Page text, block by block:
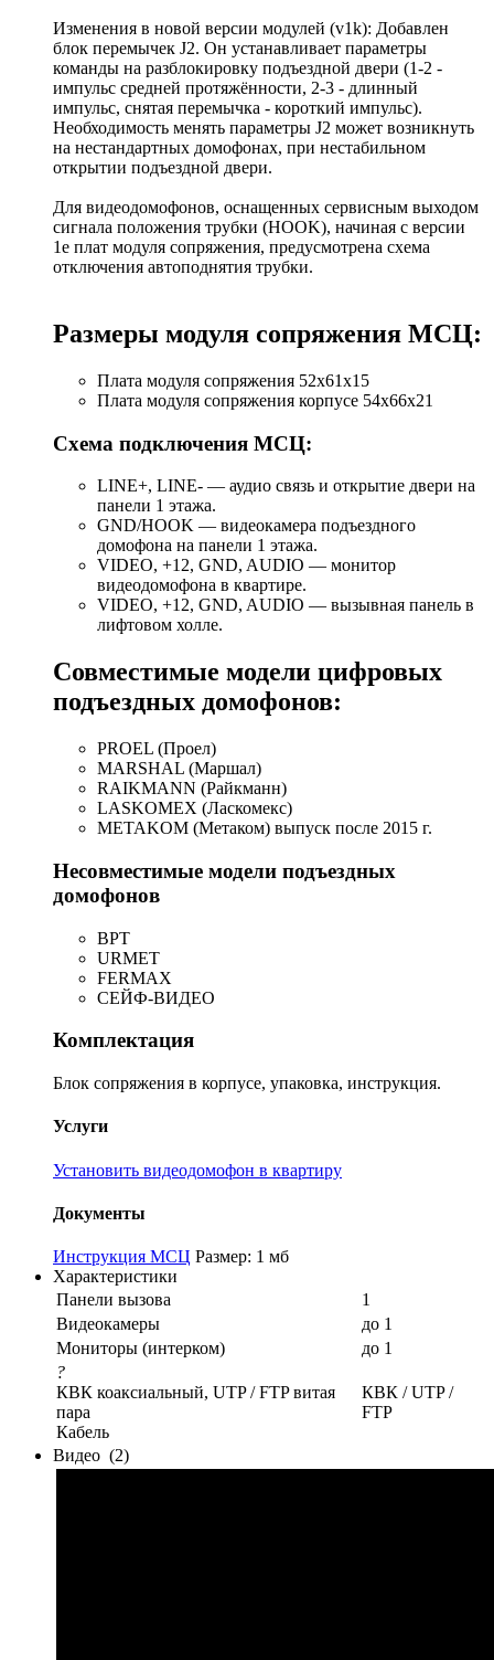
Изменения в новой версии модулей (v1k): Добавлен
блок перемычек J2. Он устанавливает параметры
команды на разблокировку подъездной двери (1-2 -
импульс средней протяжённости, 2-3 - длинный
импульс, снятая перемычка - короткий импульс).
Необходимость менять параметры J2 может возникнуть
на нестандартных домофонах, при нестабильном
открытии подъездной двери.
Для видеодомофонов, оснащенных сервисным выходом
сигнала положения трубки (HOOK), начиная с версии
1e плат модуля сопряжения, предусмотрена схема
отключения автоподнятия трубки.
Размеры модуля сопряжения МСЦ:
Плата модуля сопряжения 52х61х15
Плата модуля сопряжения корпусе 54х66х21
Схема подключения МСЦ:
LINE+, LINE- — аудио связь и открытие двери на
панели 1 этажа.
GND/HOOK — видеокамера подъездного
домофона на панели 1 этажа.
VIDEO, +12, GND, AUDIO — монитор
видеодомофона в квартире.
VIDEO, +12, GND, AUDIO — вызывная панель в
лифтовом холле.
Совместимые модели цифровых
подъездных домофонов:
PROEL (Проел)
MARSHAL (Маршал)
RAIKMANN (Райкманн)
LASKOMEX (Ласкомекс)
METAKOM (Метаком) выпуск после 2015 г.
Несовместимые модели подъездных
домофонов
BPT
URMET
FERMAX
СЕЙФ-ВИДЕО
Комплектация
Блок сопряжения в корпусе, упаковка, инструкция.
Услуги
Установить видеодомофон в квартиру
Документы
Инструкция МСЦ Размер: 1 мб
Характеристики
Панели вызова
1
Видеокамеры
до 1
Мониторы (интерком)
до 1
?
КВК коаксиальный, UTP / FTP витая
пара
Кабель
КВК / UTP /
FTP
Видео (2)